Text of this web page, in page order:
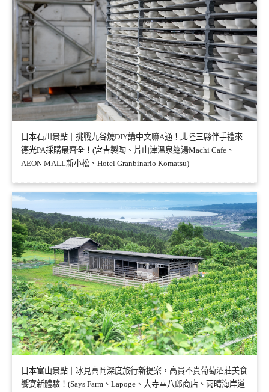
日本石川景點｜挑戰九谷燒DIY講中文嘛A通！北陸三縣伴手禮來
德光PA採購最齊全！(宮吉製陶、片山津溫泉總湯Machi Cafe、
AEON MALL新小松、Hotel Granbinario Komatsu)
日本富山景點｜冰見高岡深度旅行新提案，高貴不貴葡萄酒莊美食
饗宴新體驗！(Says Farm、Lapoge、大寺幸八郎商店、雨晴海岸道